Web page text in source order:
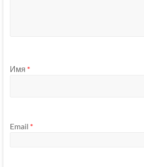
Имя *
Email *